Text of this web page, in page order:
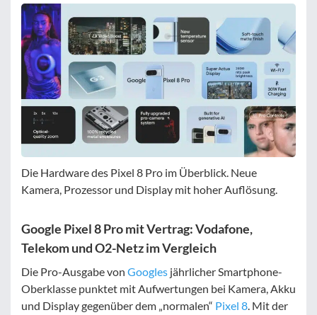
Die Hardware des Pixel 8 Pro im Überblick. Neue
Kamera, Prozessor und Display mit hoher Auflösung.
Google Pixel 8 Pro mit Vertrag: Vodafone,
Telekom und O2-Netz im Vergleich
Die Pro-Ausgabe von Googles jährlicher Smartphone-
Oberklasse punktet mit Aufwertungen bei Kamera, Akku
und Display gegenüber dem „normalen“ Pixel 8. Mit der